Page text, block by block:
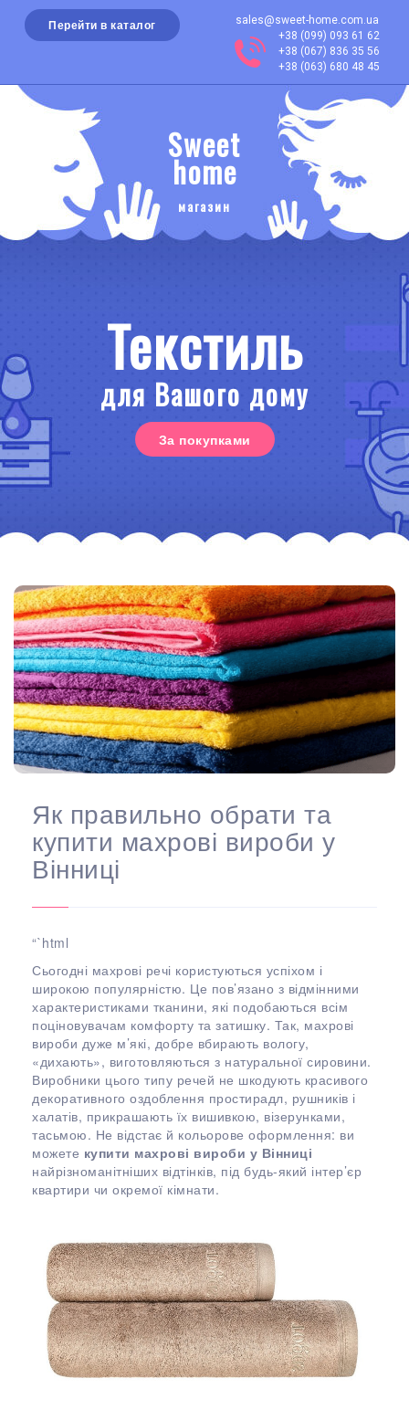
Перейти в каталог
sales@sweet-home.com.ua
+38 (099) 093 61 62
+38 (067) 836 35 56
+38 (063) 680 48 45
Sweet
home
магазин
Текстиль
для Вашого дому
За покупками
Як правильно обрати та
купити махрові вироби у
Вінниці
“`html
Сьогодні махрові речі користуються успіхом і
широкою популярністю. Це пов’язано з відмінними
характеристиками тканини, які подобаються всім
поціновувачам комфорту та затишку. Так, махрові
вироби дуже м’які, добре вбирають вологу,
«дихають», виготовляються з натуральної сировини.
Виробники цього типу речей не шкодують красивого
декоративного оздоблення простирадл, рушників і
халатів, прикрашають їх вишивкою, візерунками,
тасьмою. Не відстає й кольорове оформлення: ви
можете купити махрові вироби у Вінниці
найрізноманітніших відтінків, під будь-який інтер’єр
квартири чи окремої кімнати.